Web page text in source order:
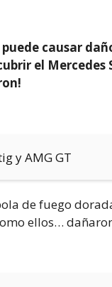
causar
el Mercedes
y AMG GT
de fuego
ellos…